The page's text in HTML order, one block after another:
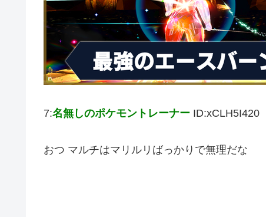
7:名無しのポケモントレーナー ID:xCLH5I420
おつ マルチはマリルリばっかりで無理だな